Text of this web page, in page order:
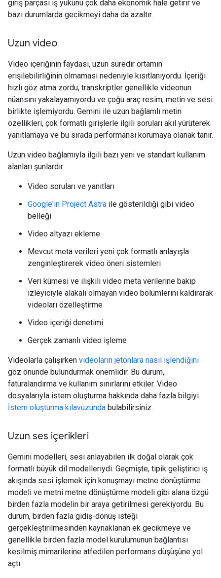
giriş parçası iş yükünü çok daha ekonomik hale getirir ve
bazı durumlarda gecikmeyi daha da azaltır.
Uzun video
Video içeriğinin faydası, uzun süredir ortamın
erişilebilirliğinin olmaması nedeniyle kısıtlanıyordu. İçeriği
hızlı göz atma zordu, transkriptler genellikle videonun
nüansını yakalayamıyordu ve çoğu araç resim, metin ve sesi
birlikte işlemiyordu. Gemini ile uzun bağlamlı metin
özellikleri, çok formatlı girişlerle ilgili soruları akıl yürüterek
yanıtlamaya ve bu sırada performansı korumaya olanak tanır.
Uzun video bağlamıyla ilgili bazı yeni ve standart kullanım
alanları şunlardır:
Video soruları ve yanıtları
Google'ın Project Astra ile gösterildiği gibi video
belleği
Video altyazı ekleme
Mevcut meta verileri yeni çok formatlı anlayışla
zenginleştirerek video öneri sistemleri
Veri kümesi ve ilişkili video meta verilerine bakıp
izleyiciyle alakalı olmayan video bölümlerini kaldırarak
videoları özelleştirme
Video içeriği denetimi
Gerçek zamanlı video işleme
Videolarla çalışırken videoların jetonlara nasıl işlendiğini
göz önünde bulundurmak önemlidir. Bu durum,
faturalandırma ve kullanım sınırlarını etkiler. Video
dosyalarıyla istem oluşturma hakkında daha fazla bilgiyi
İstem oluşturma kılavuzunda bulabilirsiniz.
Uzun ses içerikleri
Gemini modelleri, sesi anlayabilen ilk doğal olarak çok
formatlı büyük dil modelleriydi. Geçmişte, tipik geliştirici iş
akışında sesi işlemek için konuşmayı metne dönüştürme
modeli ve metni metne dönüştürme modeli gibi alana özgü
birden fazla modelin bir araya getirilmesi gerekiyordu. Bu
durum, birden fazla gidiş-dönüş isteği
gerçekleştirilmesinden kaynaklanan ek gecikmeye ve
genellikle birden fazla model kurulumunun bağlantısı
kesilmiş mimarilerine atfedilen performans düşüşüne yol
açtı.